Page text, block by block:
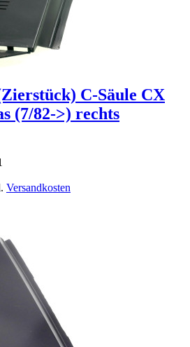
C-Säule CX
(7/82->) rechts
Versandkosten